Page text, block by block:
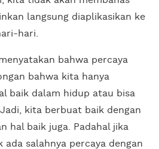
langsung diaplikasikan ke
hari.
bahwa percaya
bahwa kita hanya
baik dalam hidup atau bisa
kita berbuat baik dengan
hal baik juga. Padahal jika
salahnya percaya dengan